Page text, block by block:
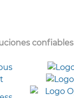
confiables